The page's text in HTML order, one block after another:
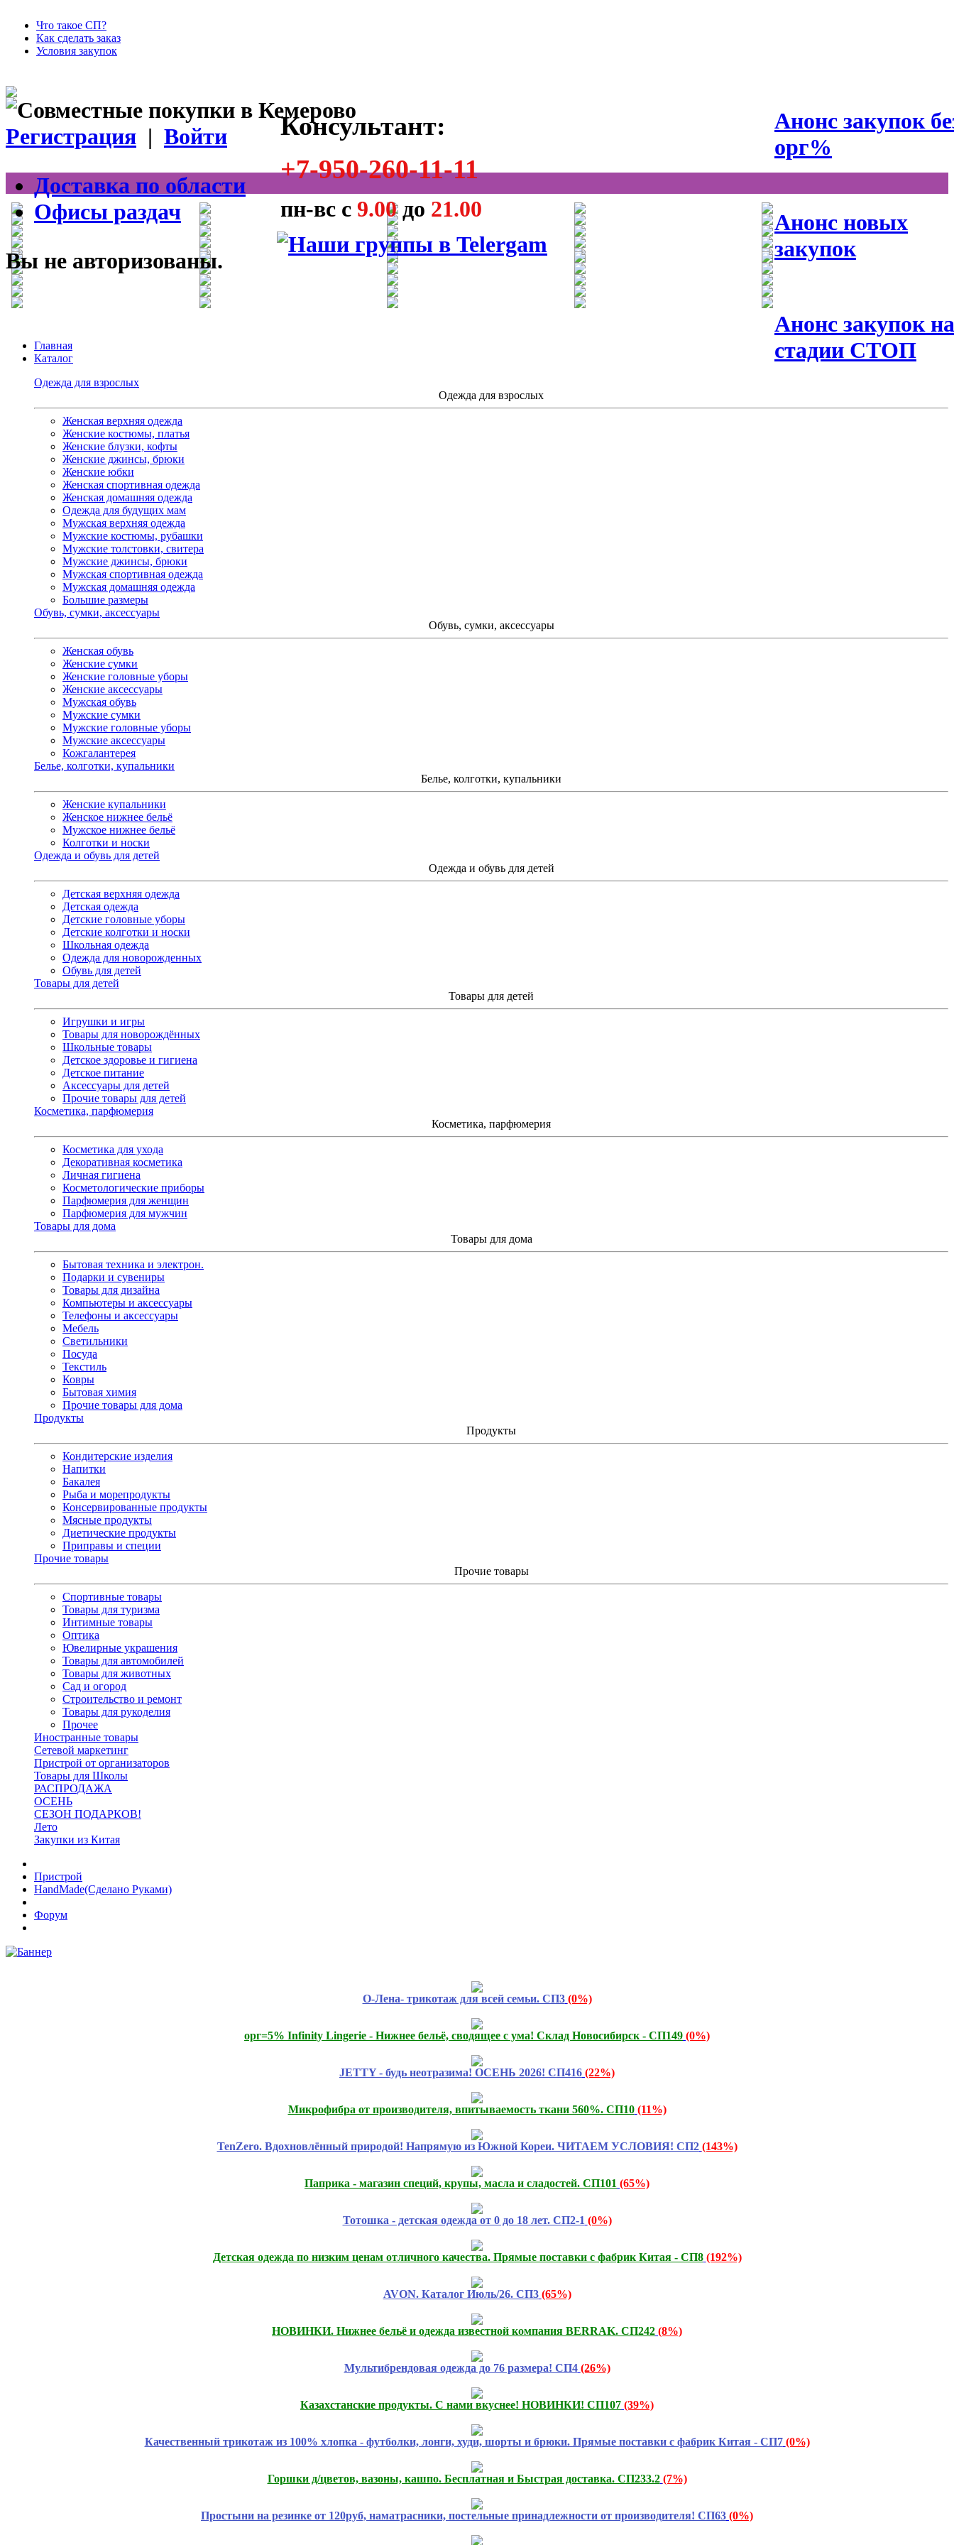
Что такое СП?
Как сделать заказ
Условия закупок
Анонс закупок
орг%
Анонс новых
закупок
Анонс закупок на
стадии СТОП
Консультант:
+7-950-260-11-11
пн-вс с 9.00до 21.00
Регистрация | Войти
Доставка по области
Офисы раздач
Вы не авторизованы.
Главная
Каталог
Одежда для взрослых
Одежда для взрослых
Женская верхняя одежда
Женские костюмы, платья
Женские блузки, кофты
Женские джинсы, брюки
Женские юбки
Женская спортивная одежда
Женская домашняя одежда
Одежда для будущих мам
Мужская верхняя одежда
Мужские костюмы, рубашки
Мужские толстовки, свитера
Мужские джинсы, брюки
Мужская спортивная одежда
Мужская домашняя одежда
Большие размеры
Обувь, сумки, аксессуары
Обувь, сумки, аксессуары
Женская обувь
Женские сумки
Женские головные уборы
Женские аксессуары
Мужская обувь
Мужские сумки
Мужские головные уборы
Мужские аксессуары
Кожгалантерея
Белье, колготки, купальники
Белье, колготки, купальники
Женские купальники
Женское нижнее бельё
Мужское нижнее бельё
Колготки и носки
Одежда и обувь для детей
Одежда и обувь для детей
Детская верхняя одежда
Детская одежда
Детские головные уборы
Детские колготки и носки
Школьная одежда
Одежда для новорожденных
Обувь для детей
Товары для детей
Товары для детей
Игрушки и игры
Товары для новорождённых
Школьные товары
Детское здоровье и гигиена
Детское питание
Аксессуары для детей
Прочие товары для детей
Косметика, парфюмерия
Косметика, парфюмерия
Косметика для ухода
Декоративная косметика
Личная гигиена
Косметологические приборы
Парфюмерия для женщин
Парфюмерия для мужчин
Товары для дома
Товары для дома
Бытовая техника и электрон.
Подарки и сувениры
Товары для дизайна
Компьютеры и аксессуары
Телефоны и аксессуары
Мебель
Светильники
Посуда
Текстиль
Ковры
Бытовая химия
Прочие товары для дома
Продукты
Продукты
Кондитерские изделия
Напитки
Бакалея
Рыба и морепродукты
Консервированные продукты
Мясные продукты
Диетические продукты
Приправы и специи
Прочие товары
Прочие товары
Спортивные товары
Товары для туризма
Интимные товары
Оптика
Ювелирные украшения
Товары для автомобилей
Товары для животных
Сад и огород
Строительство и ремонт
Товары для рукоделия
Прочее
Иностранные товары
Сетевой маркетинг
Пристрой от организаторов
Товары для Школы
РАСПРОДАЖА
ОСЕНЬ
СЕЗОН ПОДАРКОВ!
Лето
Закупки из Китая
Пристрой
HandMade(Сделано Руками)
Форум
О-Лена- трикотаж для всей семьи. СП3 (0%)
орг=5% Infinity Lingerie - Нижнее бельё, сводящее с ума! Склад Новосибирск - СП149 (0%)
JETTY - будь неотразима! ОСЕНЬ 2026! СП416 (22%)
Микрофибра от производителя, впитываемость ткани 560%. СП10 (11%)
TenZero. Вдохновлённый природой! Напрямую из Южной Кореи. ЧИТАЕМ УСЛОВИЯ! СП2 (143%)
Паприка - магазин специй, крупы, масла и сладостей. СП101 (65%)
Тотошка - детская одежда от 0 до 18 лет. СП2-1 (0%)
Детская одежда по низким ценам отличного качества. Прямые поставки с фабрик Китая - СП8 (192%)
AVON. Каталог Июль/26. СП3 (65%)
НОВИНКИ. Нижнее бельё и одежда известной компания BERRAK. СП242 (8%)
Мультибрендовая одежда до 76 размера! СП4 (26%)
Казахстанские продукты. С нами вкуснее! НОВИНКИ! СП107 (39%)
Качественный трикотаж из 100% хлопка - футболки, лонги, худи, шорты и брюки. Прямые поставки с фабрик Китая - СП7 (0%)
Горшки д/цветов, вазоны, кашпо. Бесплатная и Быстрая доставка. СП233.2 (7%)
Простыни на резинке от 120руб, наматрасники, постельные принадлежности от производителя! СП63 (0%)